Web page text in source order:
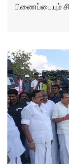
பிணைப்பையும்